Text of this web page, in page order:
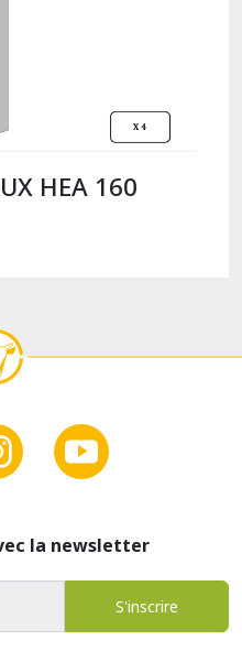
HEA 160
la newsletter
S'inscrire